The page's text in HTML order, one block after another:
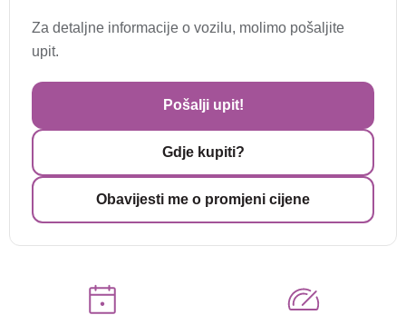
Za detaljne informacije o vozilu, molimo pošaljite
upit.
Pošalji upit!
Gdje kupiti?
Obavijesti me o promjeni cijene